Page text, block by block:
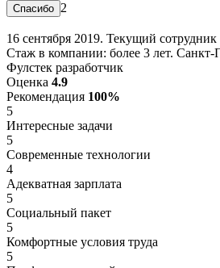
2
16 сентября 2019. Текущий сотрудник
Стаж в компании: более 3 лет. Санкт-
Фулстек разработчик
Оценка 4.9
Рекомендация 100%
5
Интересные задачи
5
Современные технологии
4
Адекватная зарплата
5
Социальный пакет
5
Комфортные условия труда
5